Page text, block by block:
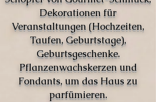
Dekorationen für
Veranstaltungen (Hochzeiten,
Taufen, Geburtstage),
Geburtsgeschenke.
Pflanzenwachskerzen und
Fondants, um das Haus zu
parfümieren.